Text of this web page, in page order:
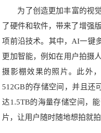
为了创造更加丰富的视
了硬件和软件，带来了增强
项前沿技术。其中，AI一键
更加智能，例如在用户拍摄
摄影棚效果的照片。此外
512GB的存储空间，并且还
达1.5TB的海量存储空间，
片，让用户随时随地想拍就拍